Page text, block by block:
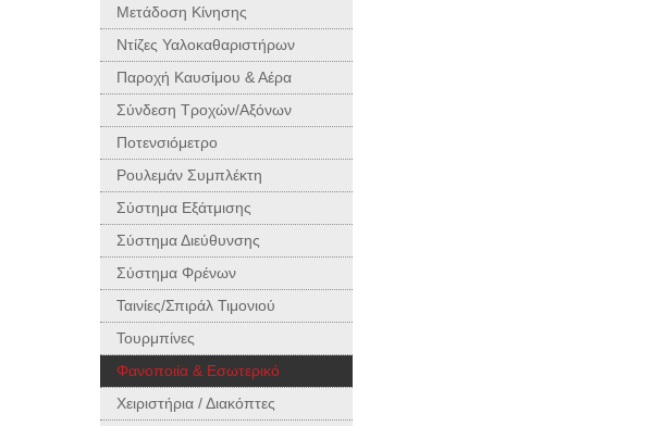
Μετάδοση Κίνησης
Ντίζες Υαλοκαθαριστήρων
Παροχή Καυσίμου & Αέρα
Σύνδεση Τροχών/Αξόνων
Ποτενσιόμετρο
Ρουλεμάν Συμπλέκτη
Σύστημα Εξάτμισης
Σύστημα Διεύθυνσης
Σύστημα Φρένων
Ταινίες/Σπιράλ Τιμονιού
Τουρμπίνες
Φανοποιία & Εσωτερικό
Χειριστήρια / Διακόπτες